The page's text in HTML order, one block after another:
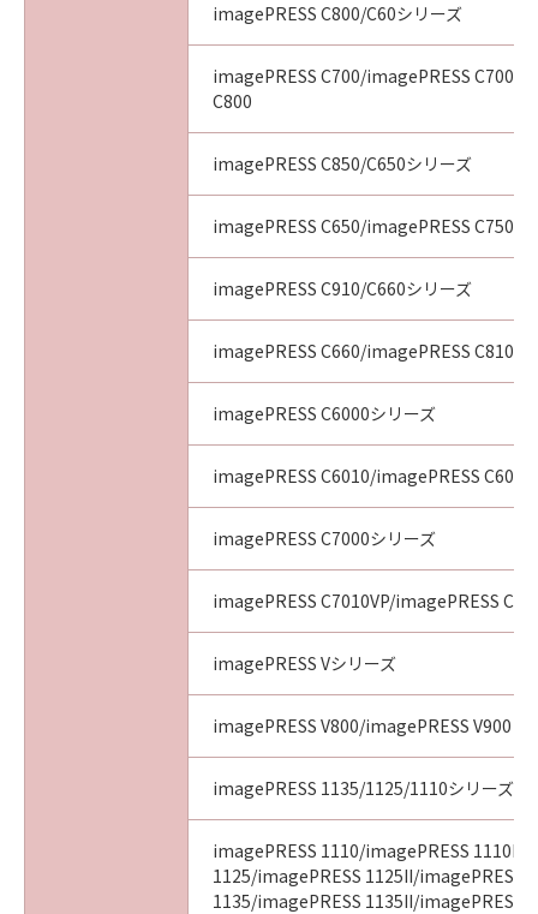
imagePRESS C800/C60シリーズ
imagePRESS C700/imagePRESS C700L/
C800
imagePRESS C850/C650シリーズ
imagePRESS C650/imagePRESS C750/
imagePRESS C910/C660シリーズ
imagePRESS C660/imagePRESS C810/
imagePRESS C6000シリーズ
imagePRESS C6010/imagePRESS C6011
imagePRESS C7000シリーズ
imagePRESS C7010VP/imagePRESS
imagePRESS Vシリーズ
imagePRESS V800/imagePRESS V900
imagePRESS 1135/1125/1110シリーズ
imagePRESS 1110/imagePRESS 1110II/
1125/imagePRESS 1125II/imagePRESS
1135/imagePRESS 1135II/imagePRESS